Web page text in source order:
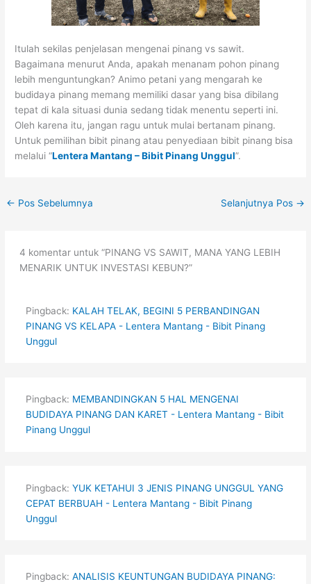
Itulah sekilas penjelasan mengenai pinang vs sawit.
Bagaimana menurut Anda, apakah menanam pohon pinang
lebih menguntungkan? Animo petani yang mengarah ke
budidaya pinang memang memiliki dasar yang bisa dibilang
tepat di kala situasi dunia sedang tidak menentu seperti ini.
Oleh karena itu, jangan ragu untuk mulai bertanam pinang.
Untuk pemilihan bibit pinang atau penyediaan bibit pinang bisa
melalui “Lentera Mantang – Bibit Pinang Unggul”.
← Pos Sebelumnya Selanjutnya Pos →
4 komentar untuk “PINANG VS SAWIT, MANA YANG LEBIH
MENARIK UNTUK INVESTASI KEBUN?”
Pingback: KALAH TELAK, BEGINI 5 PERBANDINGAN
PINANG VS KELAPA - Lentera Mantang - Bibit Pinang
Unggul
Pingback: MEMBANDINGKAN 5 HAL MENGENAI
BUDIDAYA PINANG DAN KARET - Lentera Mantang - Bibit
Pinang Unggul
Pingback: YUK KETAHUI 3 JENIS PINANG UNGGUL YANG
CEPAT BERBUAH - Lentera Mantang - Bibit Pinang
Unggul
Pingback: ANALISIS KEUNTUNGAN BUDIDAYA PINANG: